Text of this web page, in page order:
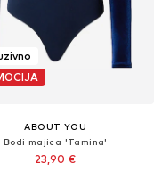
ABOUT YOU
Bodi majica 'Tamina'
23,90 €